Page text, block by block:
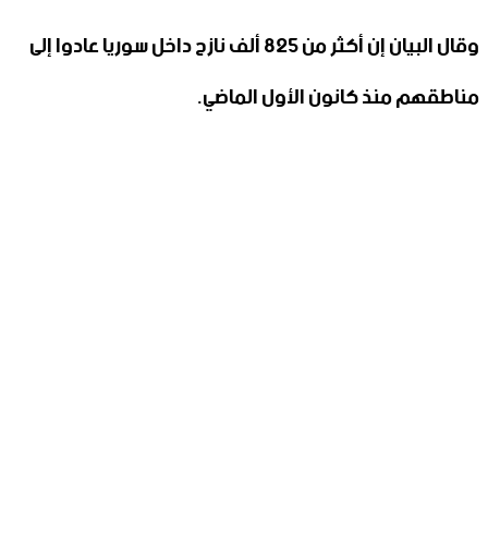
وقال البيان إن أكثر من 825 ألف نازح داخل سوريا عادوا إلى
مناطقهم منذ كانون الأول الماضي.